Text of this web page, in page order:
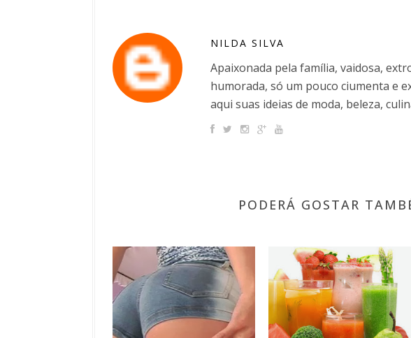
NILDA SILVA
Apaixonada pela família, vaidosa,
humorada, só um pouco ciumenta e
aqui suas ideias de moda, beleza,
PODERÁ GOSTAR